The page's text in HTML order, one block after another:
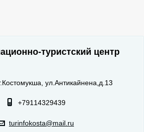
туристский центр
ул.Антикайнена,д.13
+79114329439
turinfokosta@mail.ru